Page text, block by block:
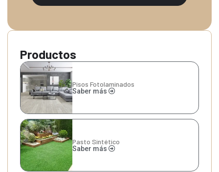
Productos
Pisos Fotolaminados
Saber más
Pasto Sintético
Saber más